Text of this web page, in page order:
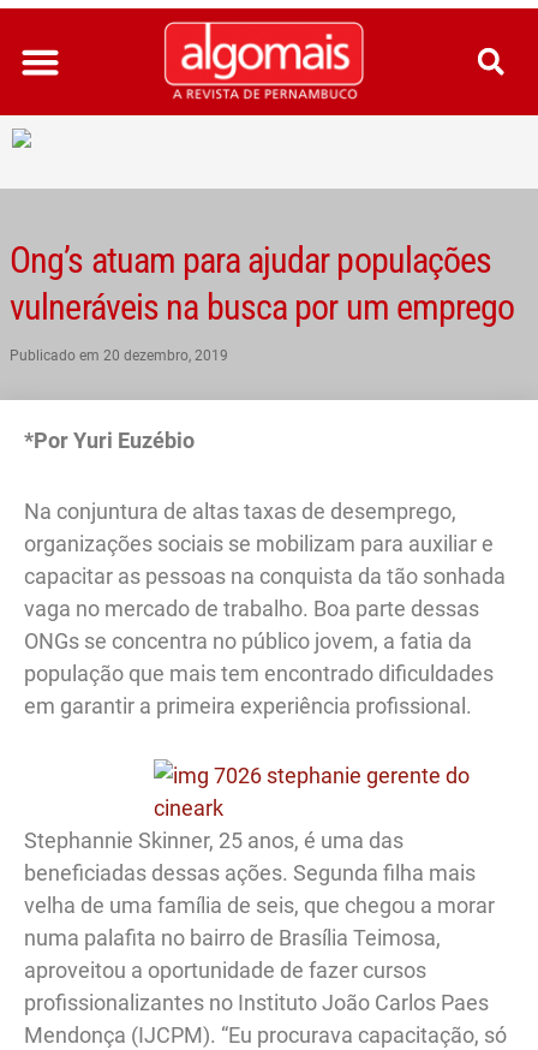
Ir
para
conteúdo
Ong’s atuam para ajudar populações
vulneráveis na busca por um emprego
Publicado em 20 dezembro, 2019
*Por Yuri Euzébio
Na conjuntura de altas taxas de desemprego,
organizações sociais se mobilizam para auxiliar e
capacitar as pessoas na conquista da tão sonhada
vaga no mercado de trabalho. Boa parte dessas
ONGs se concentra no público jovem, a fatia da
população que mais tem encontrado dificuldades
em garantir a primeira experiência profissional.
Stephannie Skinner, 25 anos, é uma das
beneficiadas dessas ações. Segunda filha mais
velha de uma família de seis, que chegou a morar
numa palafita no bairro de Brasília Teimosa,
aproveitou a oportunidade de fazer cursos
profissionalizantes no Instituto João Carlos Paes
Mendonça (IJCPM). “Eu procurava capacitação, só